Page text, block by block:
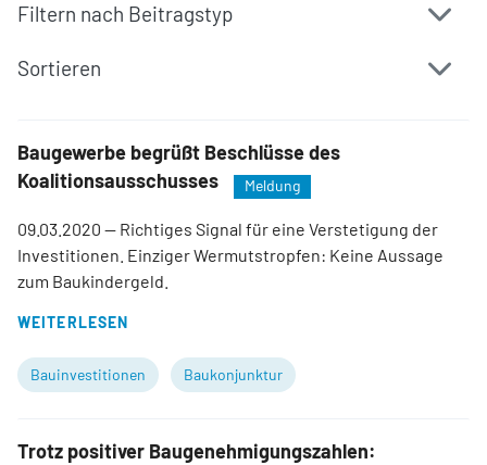
Filtern nach Beitragstyp
Sortieren
Baugewerbe begrüßt Beschlüsse des
Koalitionsausschusses
Meldung
09.03.2020 — Richtiges Signal für eine Verstetigung der
Investitionen. Einziger Wermutstropfen: Keine Aussage
zum Baukindergeld.
WEITERLESEN
Bauinvestitionen Baukonjunktur
Trotz positiver Baugenehmigungszahlen: